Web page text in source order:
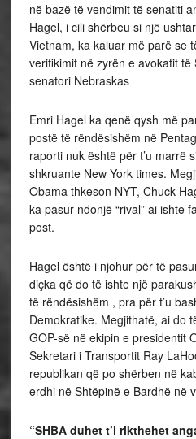
në bazë të vendimit të senatiti
Hagel, i cili shërbeu si një
Vietnam, ka kaluar më parë se
verifikimit në zyrën e avokatit të
senatori Nebraskas
Emri Hagel ka qenë qysh më
postë të rëndësishëm në
raporti nuk është për t’u marrë
shkruante New York times.
Obama thkeson NYT, Chuck
ka pasur ndonjë “rival” ai ishte
post.
Hagel është i njohur për të
diçka që do të ishte një
të rëndësishëm , pra për t’u
Demokratike. Megjithatë, ai do
GOP-së në ekipin e presidentit
Sekretari i Transportit Ray
republikan që po shërben në
erdhi në Shtëpinë e Bardhë në
“SHBA duhet t’i rikthehet